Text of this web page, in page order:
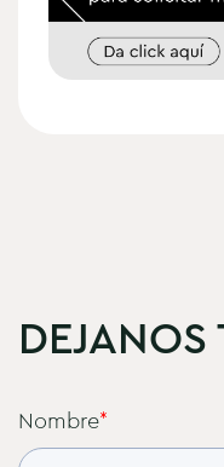
Nombre*